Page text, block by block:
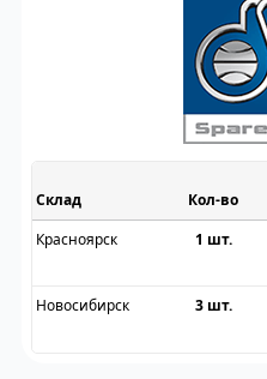
Склад
Красноярск
1 шт.
Новосибирск
3 шт.